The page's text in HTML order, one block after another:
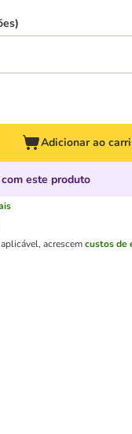
Adicionar ao
este produto
aplicável, acrescemcustos de